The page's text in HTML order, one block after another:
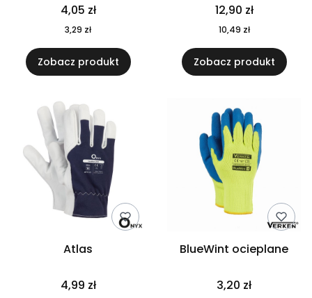
Cena
4,05 zł
Cena
3,29 zł
Zobacz produkt
Cena
12,90 zł
Cena
10,49 zł
Zobacz produkt
Atlas
Cena
4,99 zł
BlueWint ocieplane
Cena
3,20 zł